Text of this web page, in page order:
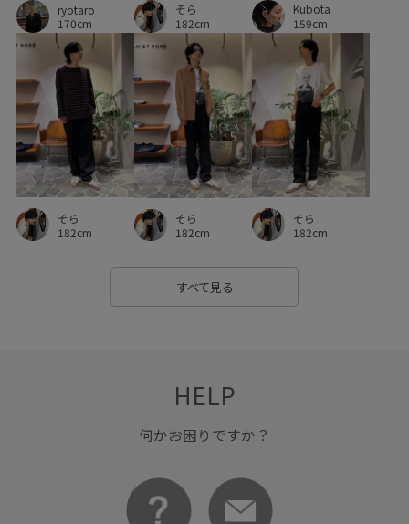
ryotaro
170cm
そら
182cm
Kubota
159cm
そら
182cm
そら
182cm
そら
182cm
すべて見る
HELP
何かお困りですか？